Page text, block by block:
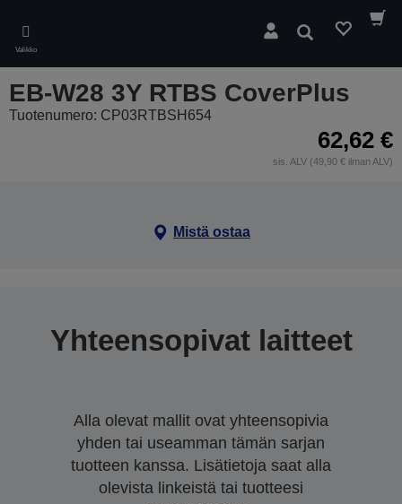
main
content
Valikko
Hae
EB-W28 3Y RTBS CoverPlus
Tuotenumero: CP03RTBSH654
62,62 €
sis. ALV (49,90 € ilman ALV)
Mistä ostaa
Yhteensopivat laitteet
Alla olevat mallit ovat yhteensopivia
yhden tai useamman tämän sarjan
tuotteen kanssa. Lisätietoja saat alla
olevista linkeistä tai tuotteesi